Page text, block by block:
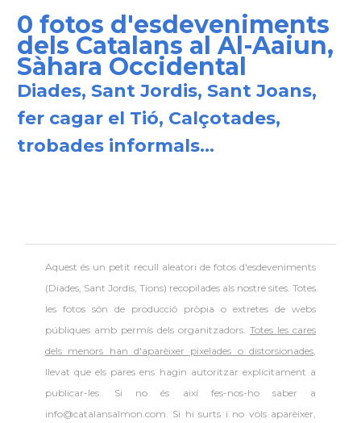
0 fotos d'esdeveniments
dels Catalans al Al-Aaiun,
Sàhara Occidental
Diades, Sant Jordis, Sant Joans,
fer cagar el Tió, Calçotades,
trobades informals...
Aquest és un petit recull aleatori defotos d'esdeveniments
(Diades, Sant Jordis, Tions) recopilades als nostre sites. Totes
les fotos són de producció pròpia o extretes de webs
públiques amb permís dels organitzadors.Totes les cares
dels menors han d'aparèixer pixelades o distorsionades,
llevat que els pares ens hagin autoritzar explícitament a
publicar-les. Si no és així fes-nos-ho saber a
info@catalansalmon.com. Si hi surts i no vols aparèixer,